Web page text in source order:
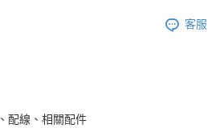
客服
配線、相關配件